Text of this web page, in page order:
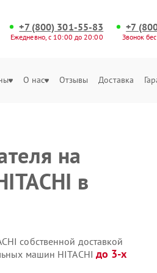
+7 (800) 301-55-83
Ежедневно, с 10:00 до 20:00
+7
Звонок
О нас Отзывы Доставка
на
в
собственной доставкой
машин HITACHI до 3-х